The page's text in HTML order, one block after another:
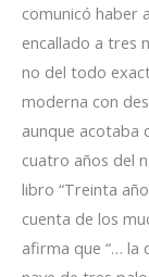
comunicó haber
encallado a tres
no del todo
moderna con
aunque acotaba
cuatro años del
libro “Treinta
cuenta de los
afirma que “… la